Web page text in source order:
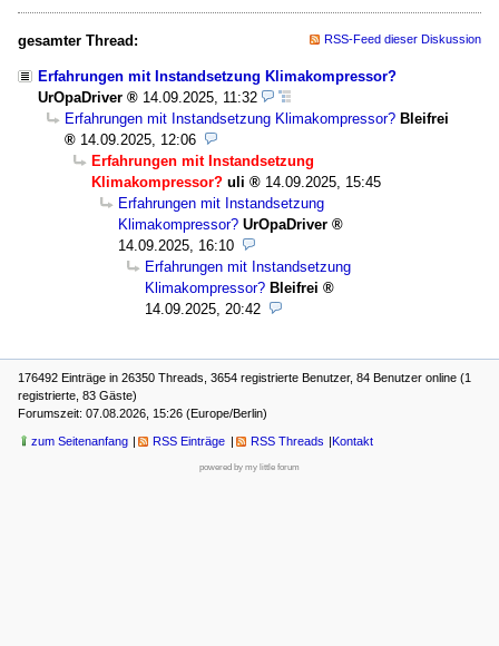
gesamter Thread: RSS-Feed dieser Diskussion
Erfahrungen mit Instandsetzung Klimakompressor?
UrOpaDriver
14.09.2025, 11:32
Erfahrungen mit Instandsetzung Klimakompressor? Bleifrei
14.09.2025, 12:06
Erfahrungen mit Instandsetzung
Klimakompressor? uli
14.09.2025, 15:45
Erfahrungen mit Instandsetzung
Klimakompressor? UrOpaDriver
14.09.2025, 16:10
Erfahrungen mit Instandsetzung
Klimakompressor? Bleifrei
14.09.2025, 20:42
176492 Einträge in 26350 Threads, 3654 registrierte Benutzer, 84 Benutzer online (1
registrierte, 83 Gäste)
Forumszeit: 07.08.2026, 15:26 (Europe/Berlin)
zum Seitenanfang RSS Einträge RSS Threads Kontakt
powered by my little forum